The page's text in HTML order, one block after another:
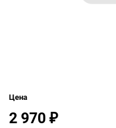
Цена
2 970 ₽